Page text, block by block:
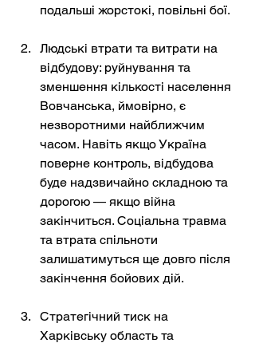
подальші жорстокі, повільні бої.
Людські втрати та витрати на
відбудову: руйнування та
зменшення кількості населення
Вовчанська, ймовірно, є
незворотними найближчим
часом. Навіть якщо Україна
поверне контроль, відбудова
буде надзвичайно складною та
дорогою — якщо війна
закінчиться. Соціальна травма
та втрата спільноти
залишатимуться ще довго після
закінчення бойових дій.
Стратегічний тиск на
Харківську область та